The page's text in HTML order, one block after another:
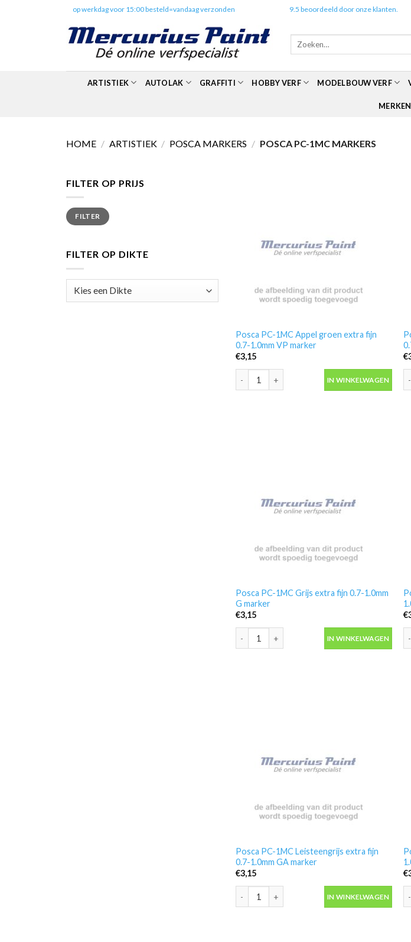
op werkdag voor 15:00 besteld=vandaag verzonden 9.5 beoordeeld door onze klanten.
Zoeken
ARTISTIEK AUTOLAK GRAFFITI HOBBY VERF MODELBOUW VERF
MERKEN
HOME / ARTISTIEK / POSCA MARKERS / POSCA PC-1MC MARKERS
FILTER OP PRIJS
Min.
prijs
Max.
prijsFILTER
FILTER OP DIKTE
Posca PC-1MC Appel groen extra fijn
0.7-1.0mm VP marker
€3,15
Posca PC-1MC Appel groen extra fijn 0.7-1.0mm
IN WINKELWAGEN
€
Posca PC-1MC Grijs extra fijn 0.7-1.0mm
G marker
€3,15
Posca PC-1MC Grijs extra fijn 0.7-1.0mm G
IN WINKELWAGEN
€
Posca PC-1MC Leisteengrijs extra fijn
0.7-1.0mm GA marker
€3,15
Posca PC-1MC Leisteengrijs extra fijn 0.7-
IN WINKELWAGEN
€